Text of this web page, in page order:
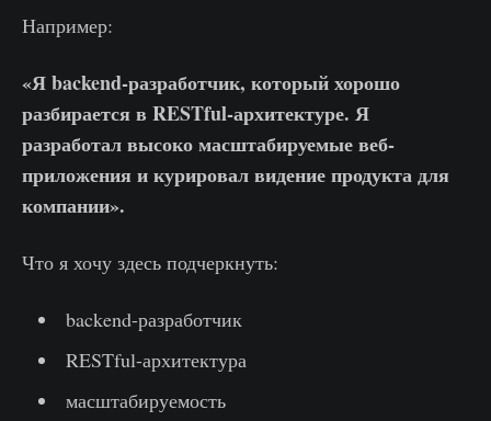
Например:
«Я backend-разработчик, который хорошо
разбирается в RESTful-архитектуре. Я
разработал высоко масштабируемые веб-
приложения и курировал видение продукта для
компании».
Что я хочу здесь подчеркнуть:
backend-разработчик
RESTful-архитектура
масштабируемость